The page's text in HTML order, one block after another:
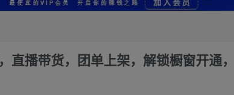
直播带货，团单上架，解锁橱窗开通